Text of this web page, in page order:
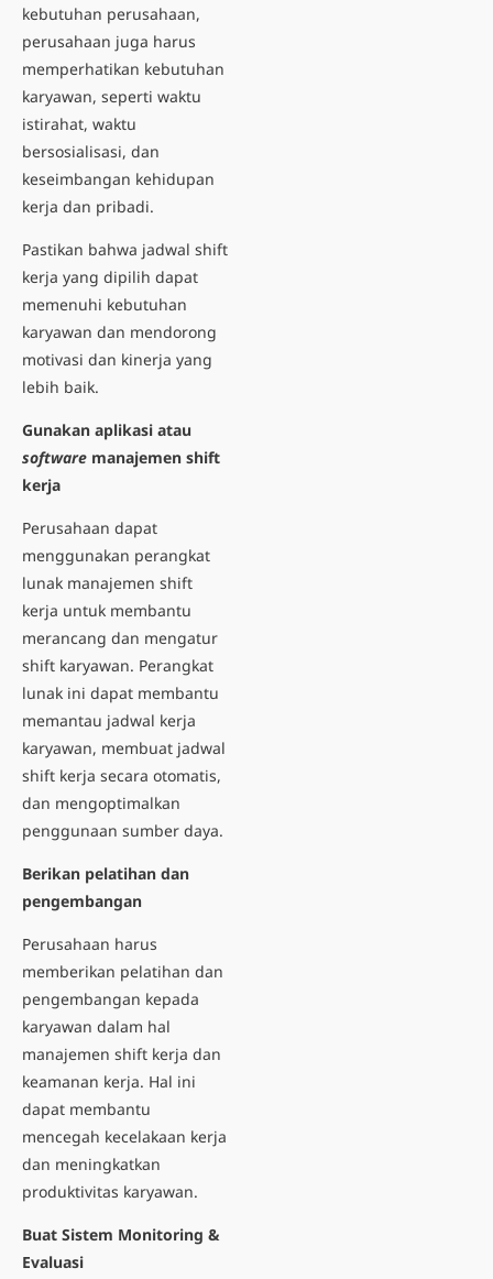
kebutuhan perusahaan,
perusahaan juga harus
memperhatikan kebutuhan
karyawan, seperti waktu
istirahat, waktu
bersosialisasi, dan
keseimbangan kehidupan
kerja dan pribadi.
Pastikan bahwa jadwal shift
kerja yang dipilih dapat
memenuhi kebutuhan
karyawan dan mendorong
motivasi dan kinerja yang
lebih baik.
Gunakan aplikasi atau
software manajemen shift
kerja
Perusahaan dapat
menggunakan perangkat
lunak manajemen shift
kerja untuk membantu
merancang dan mengatur
shift karyawan. Perangkat
lunak ini dapat membantu
memantau jadwal kerja
karyawan, membuat jadwal
shift kerja secara otomatis,
dan mengoptimalkan
penggunaan sumber daya.
Berikan pelatihan dan
pengembangan
Perusahaan harus
memberikan pelatihan dan
pengembangan kepada
karyawan dalam hal
manajemen shift kerja dan
keamanan kerja. Hal ini
dapat membantu
mencegah kecelakaan kerja
dan meningkatkan
produktivitas karyawan.
Buat Sistem Monitoring &
Evaluasi